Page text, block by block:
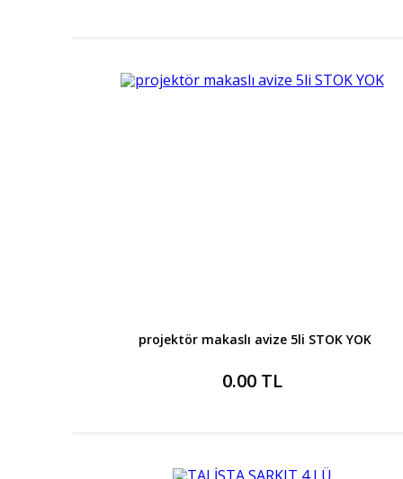
projektör makaslı avize 5li STOK YOK
0.00 TL